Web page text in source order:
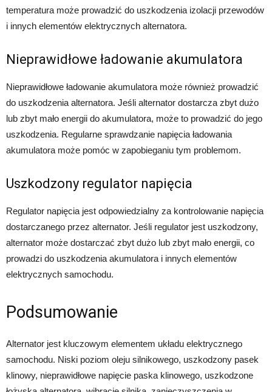
temperatura może prowadzić do uszkodzenia izolacji przewodów
i innych elementów elektrycznych alternatora.
Nieprawidłowe ładowanie akumulatora
Nieprawidłowe ładowanie akumulatora może również prowadzić
do uszkodzenia alternatora. Jeśli alternator dostarcza zbyt dużo
lub zbyt mało energii do akumulatora, może to prowadzić do jego
uszkodzenia. Regularne sprawdzanie napięcia ładowania
akumulatora może pomóc w zapobieganiu tym problemom.
Uszkodzony regulator napięcia
Regulator napięcia jest odpowiedzialny za kontrolowanie napięcia
dostarczanego przez alternator. Jeśli regulator jest uszkodzony,
alternator może dostarczać zbyt dużo lub zbyt mało energii, co
prowadzi do uszkodzenia akumulatora i innych elementów
elektrycznych samochodu.
Podsumowanie
Alternator jest kluczowym elementem układu elektrycznego
samochodu. Niski poziom oleju silnikowego, uszkodzony pasek
klinowy, nieprawidłowe napięcie paska klinowego, uszkodzone